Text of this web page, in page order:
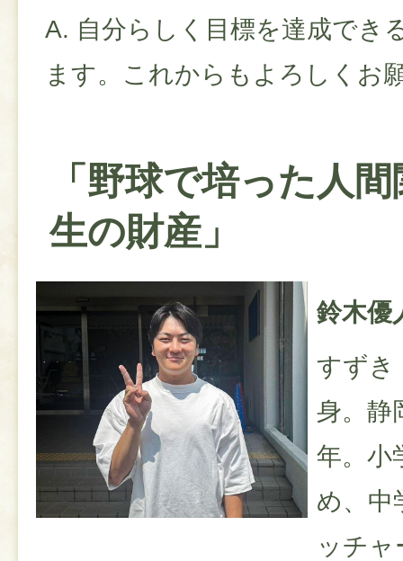
A. 自分らしく目標を達成でき
ます。これからもよろしくお
「野球で培った人
生の財産」
鈴木優
すずき
身。静
年。小
め、中
ッチ